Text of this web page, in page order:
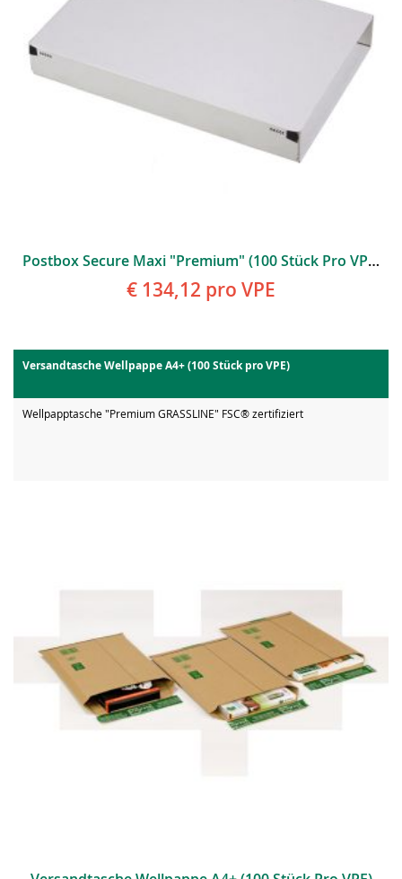
Postbox Secure Maxi "Premium" (100 Stück Pro VPE)
€ 134,12 pro VPE
Versandtasche Wellpappe A4+ (100 Stück pro VPE)
Wellpapptasche "Premium GRASSLINE" FSC® zertifiziert